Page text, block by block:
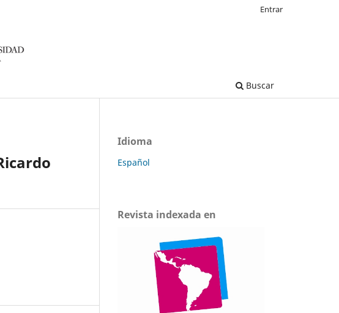
Buscar
Entrar
Idioma
Español
Revista indexada en